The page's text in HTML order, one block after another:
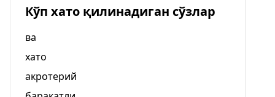
Кўп хато қилинадиган сўзлар
ва
хато
акротерий